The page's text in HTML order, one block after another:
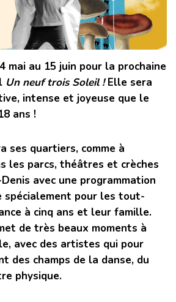
mai au 15 juin pour la prochaine
Un neuf trois Soleil !Elle sera
intense et joyeuse que le
ans !
ses quartiers, comme à
les parcs, théâtres et crèches
avec une programmation
spécialement pour les tout-
à cinq ans et leur famille.
de très beaux moments à
avec des artistes qui pour
des champs de la danse, du
physique.